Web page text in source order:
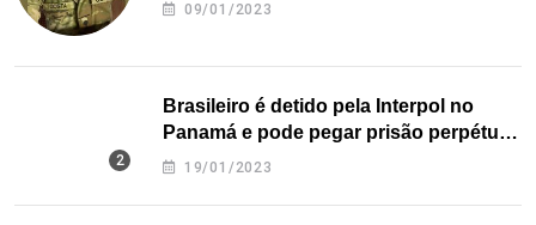
09/01/2023
Brasileiro é detido pela Interpol no
Panamá e pode pegar prisão perpétua
nos EUA
19/01/2023